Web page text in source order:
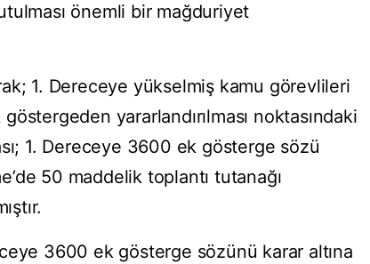
önemli bir mağduriyet
1. Dereceye yükselmiş kamu görevlileri
yararlandırılması noktasındaki
1. Dereceye 3600 ek gösterge sözü
50 maddelik toplantı tutanağı
3600 ek gösterge sözünü karar altına